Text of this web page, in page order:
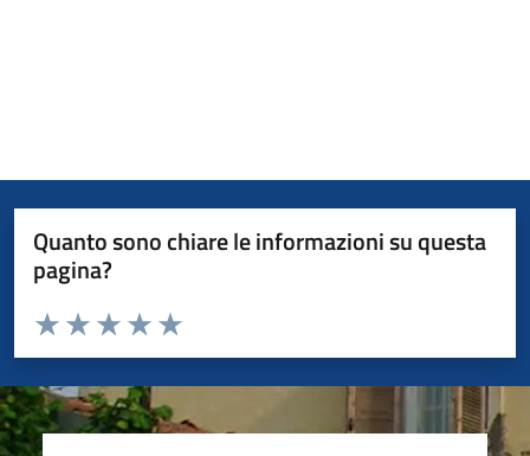
Quanto sono chiare le informazioni su questa
pagina?
Valuta da 1 a 5 stelle la pagina
Valuta 5 stelle su 5
Valuta 4 stelle su 5
Valuta 3 stelle su 5
Valuta 2 stelle su 5
Valuta 1 stelle su 5